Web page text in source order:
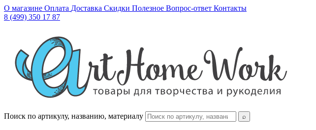
О магазине Оплата Доставка Скидки Полезное Вопрос-ответ Контакты
8 (499) 350 17 87
Поиск по артикулу, названию, материалу ⌕